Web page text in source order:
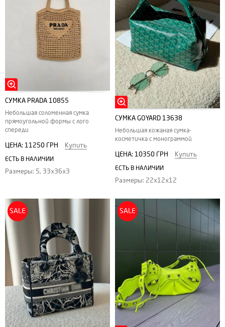
СУМКА PRADA 10855
Небольшая соломенная сумка
прямоугольной формы с лого
спереди
ЦЕНА: 11250 ГРН Купить
ЕСТЬ В НАЛИЧИИ
Размеры: 5, 33х36х3
СУМКА GOYARD 13638
Небольшая кожаная сумка-
косметичка с монограммой
ЦЕНА: 10350 ГРН Купить
ЕСТЬ В НАЛИЧИИ
Размеры: 22х12х12
SALE SALE